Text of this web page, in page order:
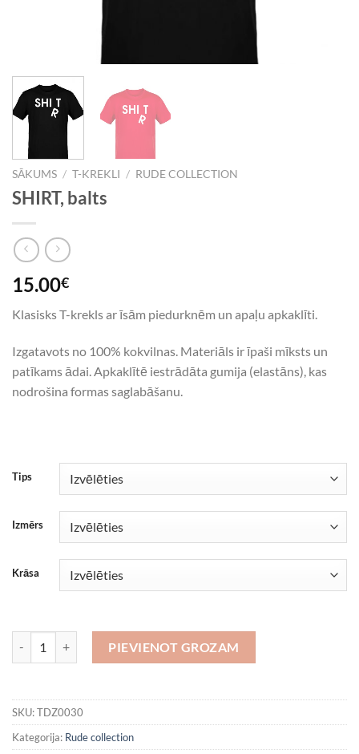
SĀKUMS / T-KREKLI / RUDE COLLECTION
SHIRT, balts
15.00€
Klasisks T-krekls ar īsām piedurknēm un apaļu apkaklīti.
Izgatavots no 100% kokvilnas. Materiāls ir īpaši mīksts un
patīkams ādai. Apkaklītē iestrādāta gumija (elastāns), kas
nodrošina formas saglabāšanu.
Tips
Izmērs
Krāsa
PIEVIENOT GROZAM
SKU:TDZ0030
Kategorija: Rude collection